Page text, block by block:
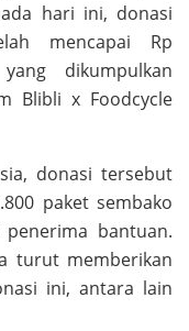
hari ini, donasi
mencapai Rp
dikumpulkan
Blibli x Foodcycle
donasi tersebut
paket sembako
bantuan.
turut memberikan
ini, antara lain